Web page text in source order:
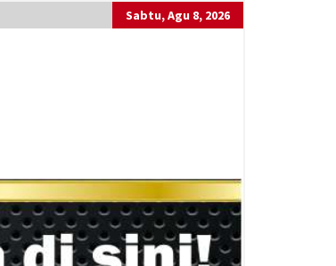
Sabtu, Agu 8, 2026